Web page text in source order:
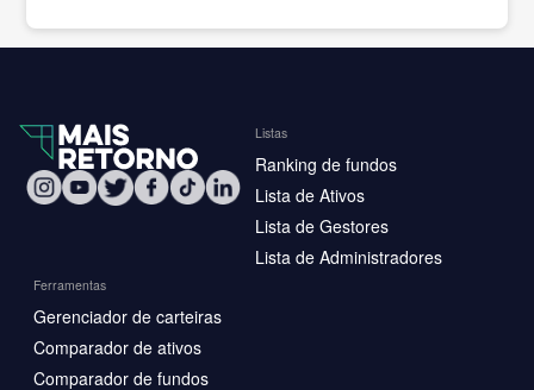
Listas
Ranking de fundos
Lista de Ativos
Lista de Gestores
Lista de Administradores
Ferramentas
Gerenciador de carteiras
Comparador de ativos
Comparador de fundos